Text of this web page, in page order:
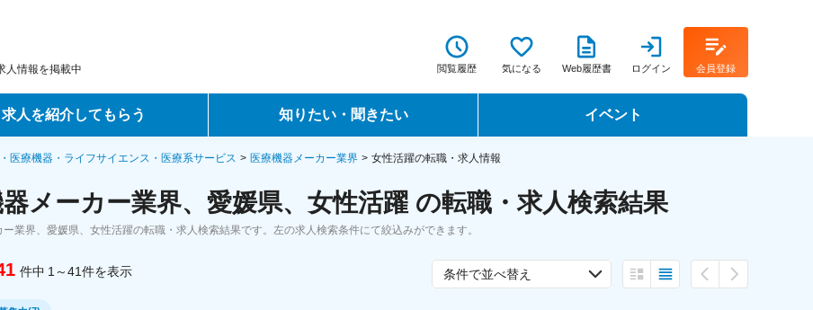
人情報を掲載中 閲覧履歴 気になる Web履歴書 ログイン 会員登録
求人を紹介してもらう
ントサービス
サービス
知りたい・聞きたい
転職ノウハウ
データで見る転職
イベント
転職イベント・転職セミナー
転職フェア
医療機器・ライフサイエンス・医療系サービス 医療機器メーカー業界 女性活躍の転職・求人情報
器メーカー業界、愛媛県、女性活躍 の転職・求人検索結果
ー業界、愛媛県、女性活躍の転職・求人検索結果です。左の求人検索条件にて絞込みができます。
件中 1～41件を表示 条件で並べ替え